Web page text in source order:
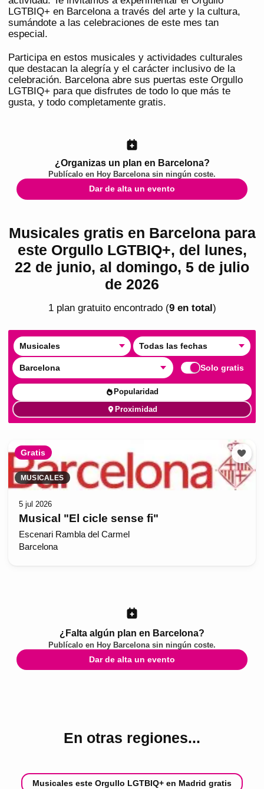
LGTBIQ+ en Barcelona a través del arte y la cultura,
sumándote a las celebraciones de este mes tan
especial.
Participa en estos musicales y actividades culturales
que destacan la alegría y el carácter inclusivo de la
celebración. Barcelona abre sus puertas este Orgullo
LGTBIQ+ para que disfrutes de todo lo que más te
gusta, y todo completamente gratis.
¿Organizas un plan en Barcelona?
Publícalo en Hoy Barcelonasin ningún coste.
Dar de alta un evento
Musicales gratis en Barcelona para
este Orgullo LGTBIQ+, del lunes,
22 de junio, al domingo, 5 de julio
de 2026
1plangratuitoencontrado(9en total )
Musicales Todas las fechas
Barcelona Solo gratis
Popularidad
Proximidad
Gratis
MUSICALES
5 jul 2026
Musical "El cicle sense fi"
Escenari Rambla del Carmel
Barcelona
¿Falta algún plan en Barcelona?
Publícalo en Hoy Barcelona sin ningún coste.
Dar de alta un evento
En otras regiones...
Musicales este Orgullo LGTBIQ+ en Madrid gratis